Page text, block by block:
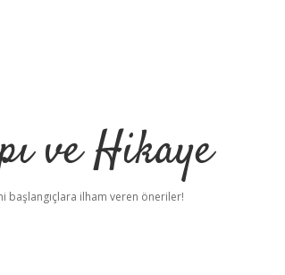
ve Hikaye
başlangıçlara ilham veren öneriler!